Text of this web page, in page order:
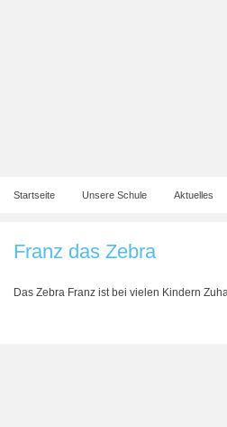
Startseite Unsere Schule Aktuelles
Franz das Zebra
Das Zebra Franz ist bei vielen Kindern